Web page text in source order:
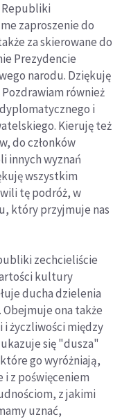
zaproszenie do
za skierowane do
Prezydencie
narodu. Dziękuję
również
i
Kieruję też
do członków
innych wyznań
wszystkim
tę podróż, w
który przyjmuje nas
zechcieliście
kultury
ducha dzielenia
ona także
i życzliwości między
się "dusza"
go wyróżniają,
i z poświęceniem
z jakimi
uznać,